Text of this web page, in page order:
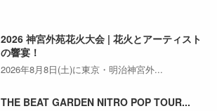
2026 神宮外苑花火大会 | 花火とアーティスト
の響宴！
2026年8月8日(土)に東京・明治神宮外...
THE BEAT GARDEN NITRO POP TOUR...